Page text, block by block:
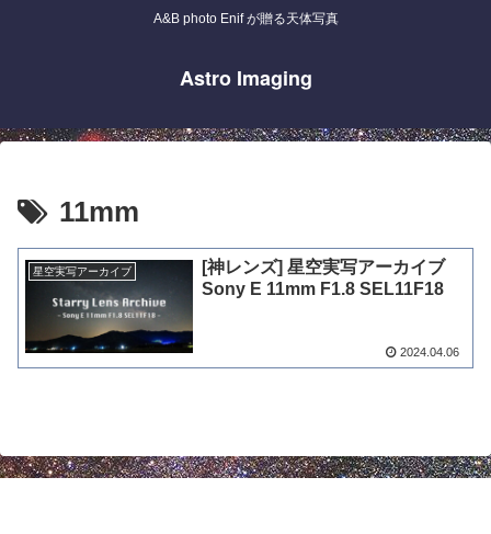
A&B photo Enif が贈る天体写真
Astro Imaging
11mm
星空実写アーカイブ
[神レンズ] 星空実写アーカイブ
Sony E 11mm F1.8 SEL11F18
2024.04.06